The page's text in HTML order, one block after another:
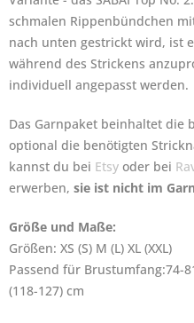
schmalen Rippenbündchen
nach unten gestrickt wird, ist
während des Strickens
individuell angepasst werden.
Das Garnpaket beinhaltet die
optional die benötigten
kannst du bei Etsy oder bei
erwerben, sie ist nicht im
Größe und Maße:
Größen: XS (S) M (L) XL (XXL)
Passend für Brustumfang:74-
(118-127) cm